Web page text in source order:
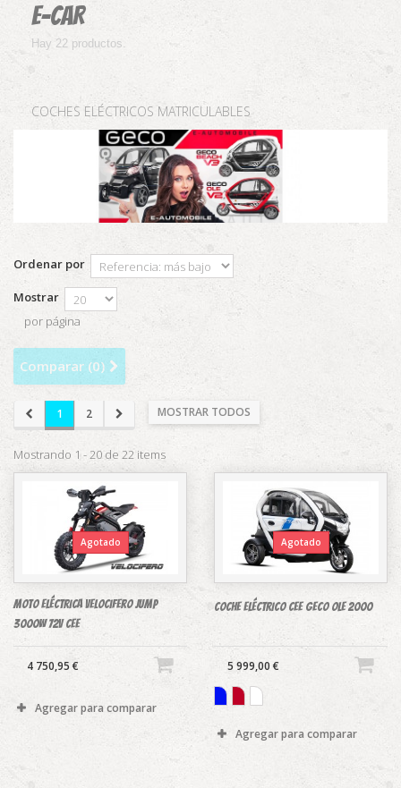
E-CAR
Hay 22 productos.
COCHES ELÉCTRICOS MATRICULABLES
Ordenar por
Mostrar
por página
Comparar (0)
MOSTRAR TODOS
1 2
Mostrando 1 - 20 de 22 items
Agotado
Moto eléctrica Velocifero Jump
3000W 72V CEE
4 750,95 €
Agregar para comparar
Agotado
COCHE ELÉCTRICO CEE GECO OLE 2000
5 999,00 €
Agregar para comparar